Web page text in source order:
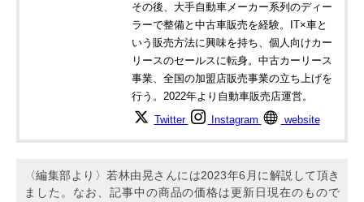
その後、大手自動車メーカー系列のディー
ラーで整備と中古車販売を経験。IT×車と
いう販売方法に興味を持ち、個人向けカー
リースのセールスに転身。中古カーリース
事業、全国の加盟店販売事業の立ち上げを
行う。2022年より自動車販売店運営。
Twitter Instagram website
〈編集部より〉若林由晃さんには2023年6月に解説して頂き
ました。なお、記事中の商品の価格は更新日現在のもので